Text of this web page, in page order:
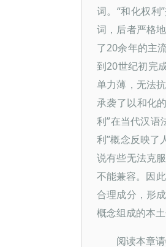
词。“和化权利
词，后者严格
了20余年的主
到20世纪初完
单力薄，无法
承袭了以和化
利”在当代汉语
利”概念反映了
说有些无法克
不能兼容。因
合理成分，形
概念组成的本
阅读本章